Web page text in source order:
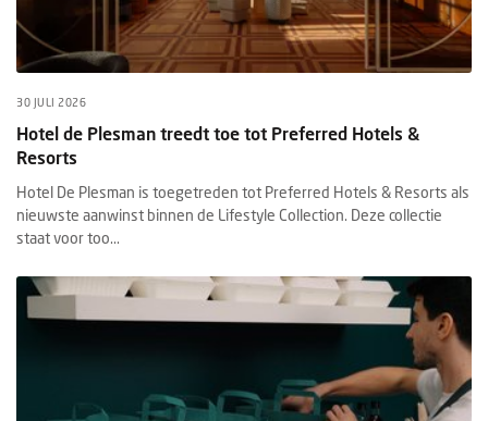
30 JULI 2026
Hotel de Plesman treedt toe tot Preferred Hotels &
Resorts
Hotel De Plesman is toegetreden tot Preferred Hotels & Resorts als
nieuwste aanwinst binnen de Lifestyle Collection. Deze collectie
staat voor too...